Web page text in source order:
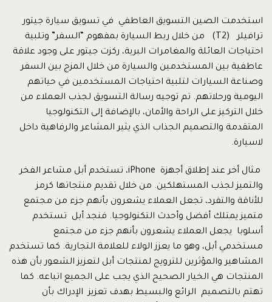
استخدمت الصين التسويق العاطفي في تسويق سيارة جيتور
ترافيلر (T2) من خلال ربط السيارة بمفهوم “السفر” وتلبية
احتياجات العائلة والمغامرات البرية، ركزت جيتور على وجود علاقة
عاطفية بين المستخدمين والسيارة من خلال المزج بين السفر
وصناعة السيارات لتلبية احتياجات المستخدمين في حياتهم
اليومية ورحلاتهم. تم توجيه رسالة التسويق لجذب العملاء من
خلال التركيز على الراحة والأمان، بالإضافة إلى التكنولوجيا
المتقدمة والتصميم الجذاب الذي يثير المشاعر والرفاهية داخل
لاسيارة.
مثال أخر عند إطلاق أجهزة iPhone، تستخدم أبل مشاعر الفخر
والتميز لجذب المستهلكين. من خلال تقديم منتجاتها كرمز
للأناقة والتفرد، تجعل العملاء يشعرون بأنهم جزء من مجتمع
متميز يمتلك أفضل وأحدث التكنولوجيا. فنجد أبل تستخدم
أسلوبا يجعل العملاء يشعرون بأنهم جزء من مجتمع
مستخدمي أبل، وهو ما يعزز الولاء للعلامة التجارية. كما تستخدم
المشاهير والمؤثرين للترويج لمنتجات أبل لتعزيز الشعور بأن هذه
المنتجات هي الخيار الصحيح الذي يجب على الجميع اتباعه. كما
تهتم بالتصميم الرائع والبسيط بهدف تعزيز الإدراك بأن